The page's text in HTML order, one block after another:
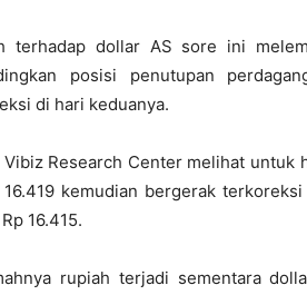
terhadap dollar AS sore ini
posisi penutupan
di hari keduanya.
Vibiz Research Center melihat untuk
16.419 kemudian bergerak
16.415.
rupiah terjadi sementara